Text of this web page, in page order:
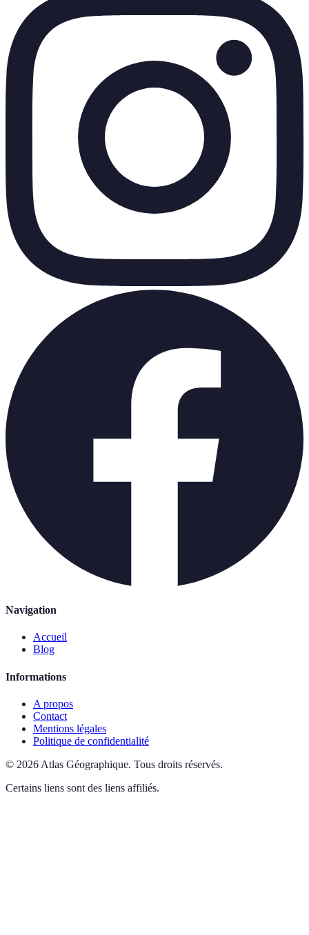
Navigation
Accueil
Blog
Informations
A propos
Contact
Mentions légales
Politique de confidentialité
© 2026 Atlas Géographique. Tous droits réservés.
Certains liens sont des liens affiliés.